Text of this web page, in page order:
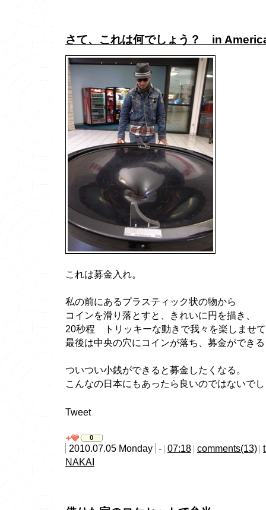
さて、これは何でしょう？ in
これは募金入れ。
私の前にあるプラスティック状の物から
コインを滑り落とすと、きれいに円を描き、
20秒程 トリッキーな動きで我々を楽しませ
最後は中央の穴にコインが落ち、募金ができ
ついつい小銭ができると募金したくなる。
こんなの日本にもあったら良いのではないで
Tweet
0
2010.07.05 Monday - 07:18 comments(13)
NAKAI